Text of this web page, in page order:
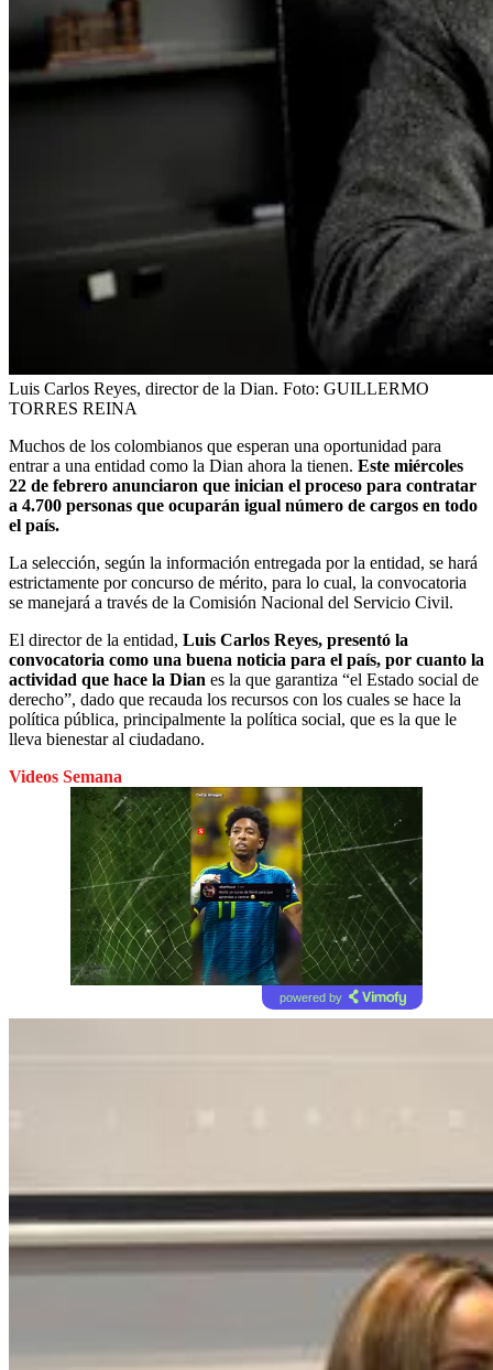
Luis Carlos Reyes, director de la Dian. Foto: GUILLERMO
TORRES REINA
Muchos de los colombianos que esperan una oportunidad para
entrar a una entidad como la Dian ahora la tienen. Este miércoles
22 de febrero anunciaron que inician el proceso para contratar
a 4.700 personas que ocuparán igual número de cargos en todo
el país.
La selección, según la información entregada por la entidad, se hará
estrictamente por concurso de mérito, para lo cual, la convocatoria
se manejará a través de la Comisión Nacional del Servicio Civil.
El director de la entidad, Luis Carlos Reyes, presentó la
convocatoria como una buena noticia para el país, por cuanto la
actividad que hace la Dian es la que garantiza “el Estado social de
derecho”, dado que recauda los recursos con los cuales se hace la
política pública, principalmente la política social, que es la que le
lleva bienestar al ciudadano.
Videos Semana
powered by